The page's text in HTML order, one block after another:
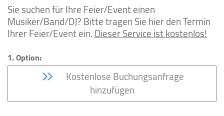
Sie suchen für Ihre Feier/Event einen
Musiker/Band/DJ? Bitte tragen Sie hier den Termin
Ihrer Feier/Event ein.Dieser Service ist kostenlos!
1. Option:
Kostenlose Buchungsanfrage
hinzufügen